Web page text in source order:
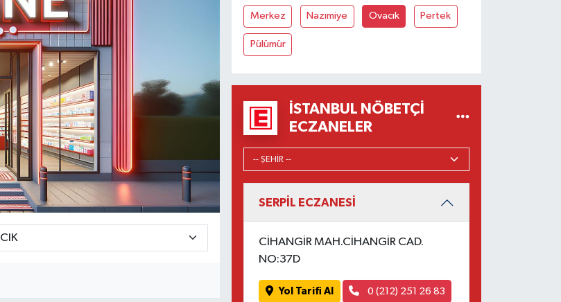
Merkez Nazımiye Ovacık Pertek
Pülümür
İSTANBUL NÖBETÇI
ECZANELER
SERPİL ECZANESİ
CİHANGİR MAH.CİHANGİR CAD.
NO:37D
Yol Tarifi Al 0 (212) 251 26 83